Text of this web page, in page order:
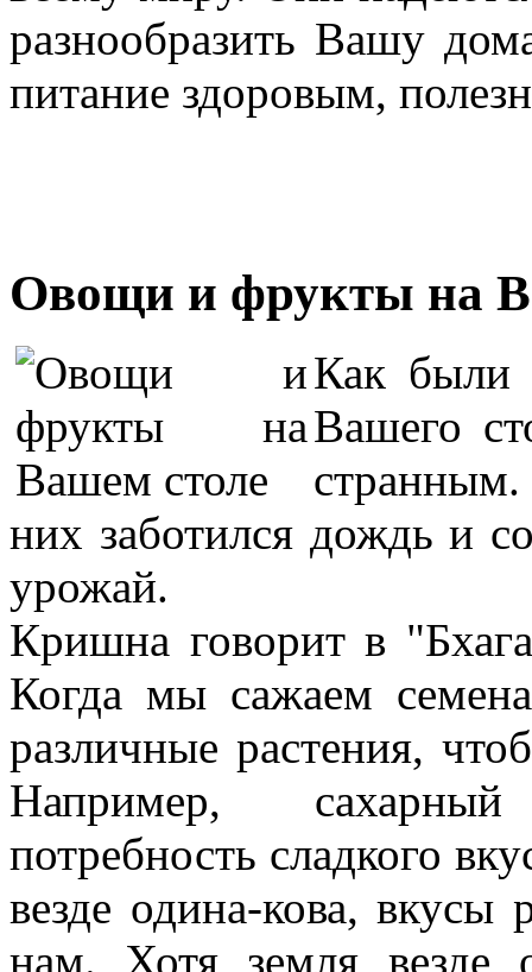
разнообразить Вашу
питание здоровым,
Овощи и фрукты на
Как были
Вашего
них заботился дождь и
урожай.
Кришна говорит в "
Когда мы сажаем
различные растения,
Например, сахарный
потребность сладкого
везде одина-кова, вкусы
нам. Хотя земля везде